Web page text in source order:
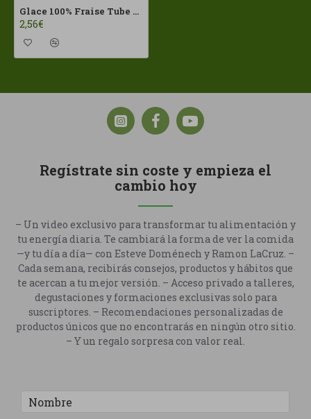
Glace 100% Fraise Tube 60ml Nice ECO
2,56€
Regístrate sin coste y empieza el
cambio hoy
– Un video exclusivo para transformar tu alimentación y
tu energía diaria. Te cambiará la forma de ver la comida
—y tu día a día— con Esteve Doménech y Ramon LaCruz. –
Cada semana, recibirás consejos, productos y hábitos que
te acercan a tu mejor versión. – Acceso privado a talleres,
degustaciones y formaciones exclusivas solo para
suscriptores. – Recomendaciones personalizadas de
productos únicos que no encontrarás en ningún otro sitio.
– Y un regalo sorpresa con valor real.